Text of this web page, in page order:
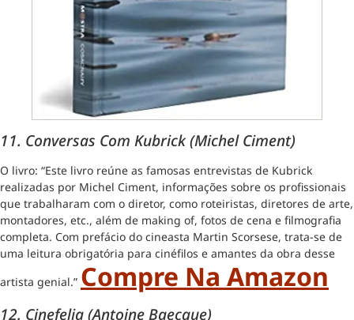
11. Conversas Com Kubrick (Michel Ciment)
O livro: “Este livro reúne as famosas entrevistas de Kubrick
realizadas por Michel Ciment, informações sobre os profissionais
que trabalharam com o diretor, como roteiristas, diretores de arte,
montadores, etc., além de making of, fotos de cena e filmografia
completa. Com prefácio do cineasta Martin Scorsese, trata-se de
uma leitura obrigatória para cinéfilos e amantes da obra desse
artista genial.” Compre Na Amazon
12. Cinefelia (Antoine Baecque)